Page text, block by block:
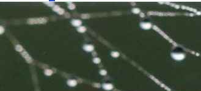
Līvānu novada pašvaldība